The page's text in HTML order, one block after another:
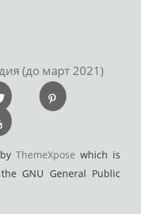
(до март 2021)
byThemeXpose which is
GNU General Public